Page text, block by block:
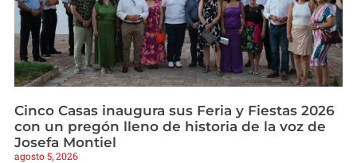
Cinco Casas inaugura sus Feria y Fiestas 2026
con un pregón lleno de historia de la voz de
Josefa Montiel
agosto 5, 2026